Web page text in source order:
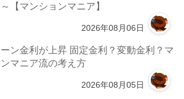
【マンションマニア】
2026年08月06日
ン金利が上昇 固定金利？変動金利？マ
マニア流の考え方
2026年08月05日